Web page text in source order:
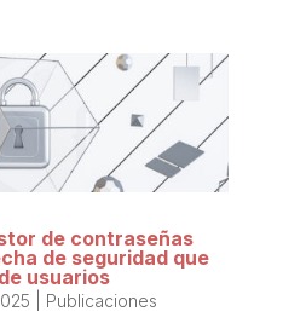
de contraseñas
de seguridad que
usuarios
Publicaciones